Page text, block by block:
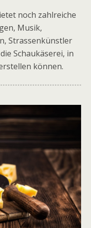
noch zahlreiche
Musik,
Strassenkünstler
Schaukäserei, in
können.